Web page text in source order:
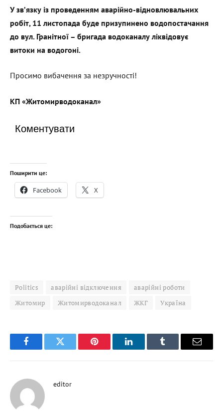
У зв’язку із проведенням аварійно-відновлювальних
робіт, 11 листопада буде призупинено водопостачання
до вул. Гранітної – бригада водоканалу ліквідовує
витоки на водогоні.
Просимо вибачення за незручності!
КП «Житомирводоканал»
Коментувати
Поширити це:
Facebook X
Подобається це:
Politics аварійні відключення
аварійні роботи
Житомир
Житомирводоканал ЖКГ Україна
FacebookTwitter Pinterest LinkedInTumblr Email
editor